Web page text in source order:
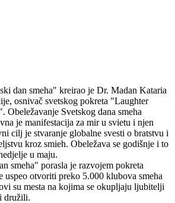
dan smeha" kreirao je Dr. Madan Kataria
osnivač svetskog pokreta "Laughter
Obeležavanje Svetskog dana smeha
je manifestacija za mir u svietu i njen
cilj je stvaranje globalne svesti o bratstvu i
kroz smieh. Obeležava se godišnje i to
u maju.
smeha" porasla je razvojem pokreta
otvoriti preko 5.000 klubova smeha
su mesta na kojima se okupljaju ljubitelji
družili.